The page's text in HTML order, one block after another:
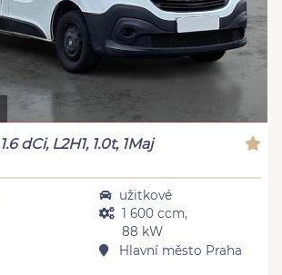
dCi, L2H1, 1.0t, 1Maj
užitkové
1 600 ccm,
88 kW
Hlavní město Praha